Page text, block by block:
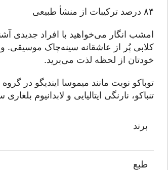
۸۴ درصد ترکیبات از منشأ طبیعی
امشب انگار می‌خواهید با افراد جدیدی
کلابی پُر از عاشقانه سینه‌چاک موسیقی.
خودتان از لحظه لذت می‌برید.
توباکو نویت مانند میموسا ایندیگو در
تنباکو، نارنگی ایتالیایی و لابدانیوم
برند
طبع